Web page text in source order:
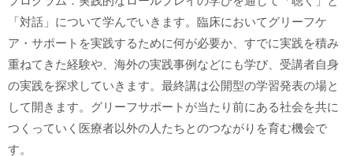
「対話」について学んでいきます。臨床においてグリーフケ
ア・サポートを実践するために何が必要か、すでに実践を積み
重ねてきた経験や、海外の実践事例などにも学び、受講者自身
の実践を探求していきます。最終講は公開型の学習発表の場と
して開きます。グリーフサポートが当たり前にある社会を共に
つくっていく医療者以外の人たちとのつながりを育む機会で
す。